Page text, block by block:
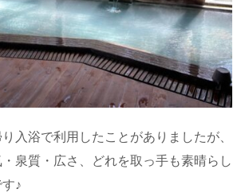
入浴で利用したことがありましたが、
泉質・広さ、どれを取っ手も素晴らし
♪